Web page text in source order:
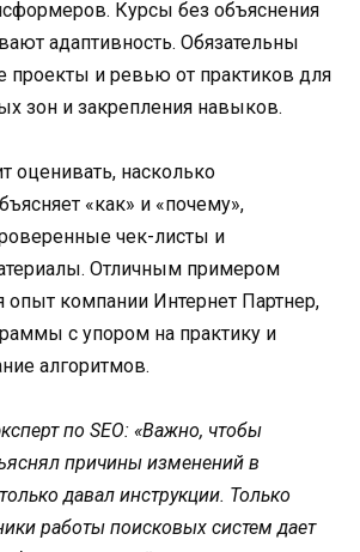
Курсы без объяснения
адаптивность. Обязательны
проекты и ревью от практиков для
зон и закрепления навыков.
оценивать, насколько
«как» и «почему»,
чек-листы и
Отличным примером
опыт компании Интернет Партнер,
с упором на практику и
алгоритмов.
по SEO: «Важно, чтобы
причины изменений в
давал инструкции. Только
работы поисковых систем дает